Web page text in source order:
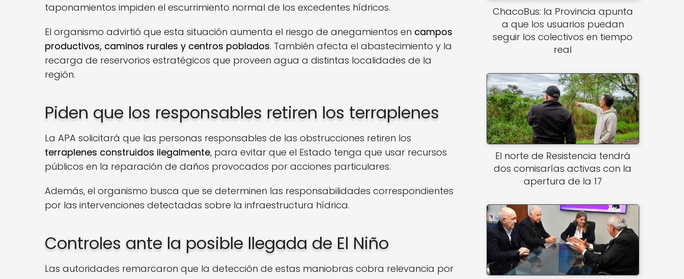
taponamientos impiden el escurrimiento normal de los excedentes hídricos.
El organismo advirtió que esta situación aumenta el riesgo de anegamientos en campos
productivos, caminos rurales y centros poblados. También afecta el abastecimiento y la
recarga de reservorios estratégicos que proveen agua a distintas localidades de la
región.
Piden que los responsables retiren los terraplenes
La APA solicitará que las personas responsables de las obstrucciones retiren los
terraplenes construidos ilegalmente, para evitar que el Estado tenga que usar recursos
públicos en la reparación de daños provocados por acciones particulares.
Además, el organismo busca que se determinen las responsabilidades correspondientes
por las intervenciones detectadas sobre la infraestructura hídrica.
Controles ante la posible llegada de El Niño
Las autoridades remarcaron que la detección de estas maniobras cobra relevancia por
ChacoBus: la Provincia apunta
a que los usuarios puedan
seguir los colectivos en tiempo
real
El norte de Resistencia tendrá
dos comisarías activas con la
apertura de la 17